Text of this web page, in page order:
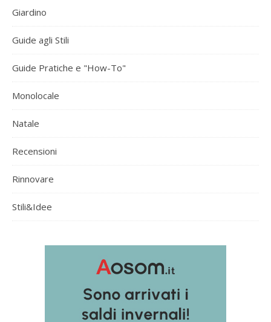
Giardino
Guide agli Stili
Guide Pratiche e "How-To"
Monolocale
Natale
Recensioni
Rinnovare
Stili&Idee